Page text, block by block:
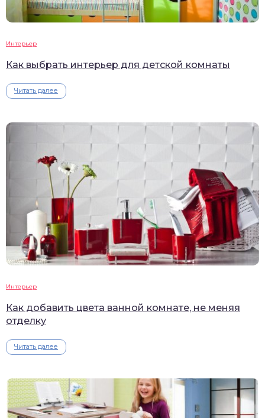
Интерьер
Как выбрать интерьер для детской комнаты
Читать далее
Интерьер
Как добавить цвета ванной комнате, не меняя
отделку
Читать далее